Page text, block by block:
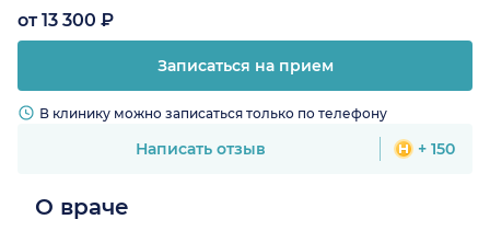
от 13 300 ₽
Записаться на прием
В клинику можно записаться только по телефону
Написать отзыв + 150
О враче